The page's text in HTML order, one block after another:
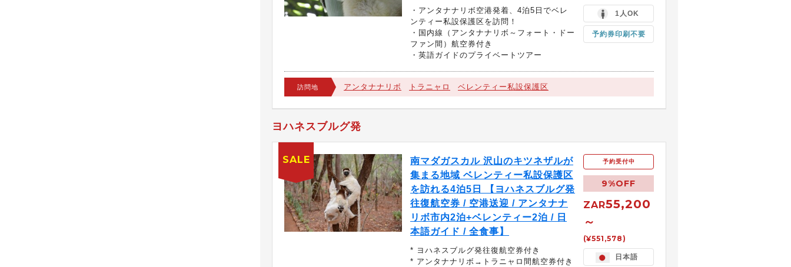
・アンタナナリボ空港発着、4泊5日でベレ
ンティー私設保護区を訪問！
・国内線（アンタナナリボ～フォート・ドー
ファン間）航空券付き
・英語ガイドのプライベートツアー
1人OK
予約券印刷不要
訪問地 アンタナナリボ トラニャロ ベレンティー私設保護区
ヨハネスブルグ発
南マダガスカル 沢山のキツネザルが
集まる地域 ベレンティー私設保護区
を訪れる4泊5日 【ヨハネスブルグ発
往復航空券 / 空港送迎 / アンタナナ
リボ市内2泊+ベレンティー2泊 / 日
本語ガイド / 全食事】
* ヨハネスブルグ発往復航空券付き
* アンタナナリボ→トラニャロ間航空券付き
予約受付中
9%OFF
ZAR55,200
～
(¥551,578)
日本語
SALE